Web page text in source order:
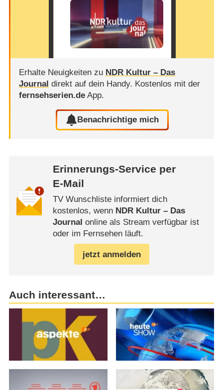
Erhalte Neuigkeiten zu NDR Kultur – Das
Journal direkt auf dein Handy. Kostenlos mit der
fernsehserien.deApp.
Benachrichtige mich
Erinnerungs-Service per
E-Mail
TV Wunschliste informiert dich
kostenlos, wenn NDR Kultur – Das
Journal online als Stream verfügbar ist
oder im Fernsehen läuft.
jetzt anmelden
Auch interessant…